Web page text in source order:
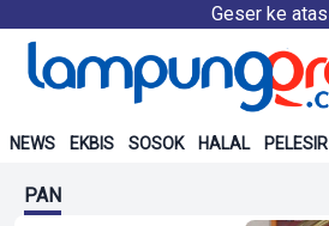
Geser ke atas
NEWS EKBIS SOSOK HALAL PELESIR
PAN